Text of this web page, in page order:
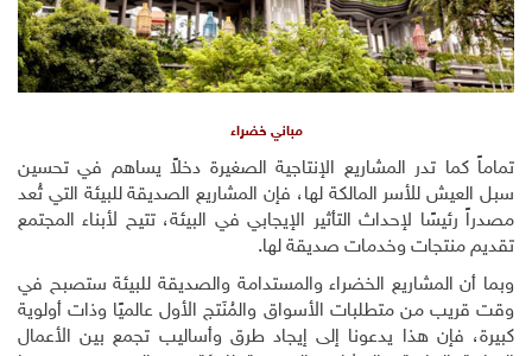
مباني خضراء
تماماً كما تدر المشاريع الإنتاجية الصغيرة دخلاً يساهم في تحسين
سبل العيش للأسر المالكة لها، فإن المشاريع الصديقة للبيئة التي تُعد
مصدراً رئيسًا لإحداث التأثير الإيجابي في البيئة، تتيح لأبناء المجتمع
تقديم منتجات وخدمات صديقة لها.
وبما أن المشاريع الخضراء والمستدامة والصديقة للبيئة ستصبح في
وقت قريب من متطلبات الأسواق والمُنَتج الأول عالميًا وذات أولوية
كبيرة، فإن هذا يدعونا إلى إيجاد طرق وأساليب تجمع بين الأعمال